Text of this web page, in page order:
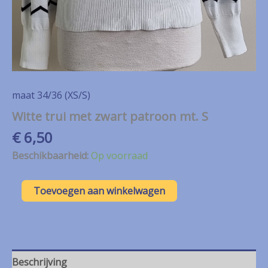
maat 34/36 (XS/S)
Witte trui met zwart patroon mt. S
€6,50
Beschikbaarheid:Op voorraad
Witte
trui
S
Toevoegen aan winkelwagen
Beschrijving